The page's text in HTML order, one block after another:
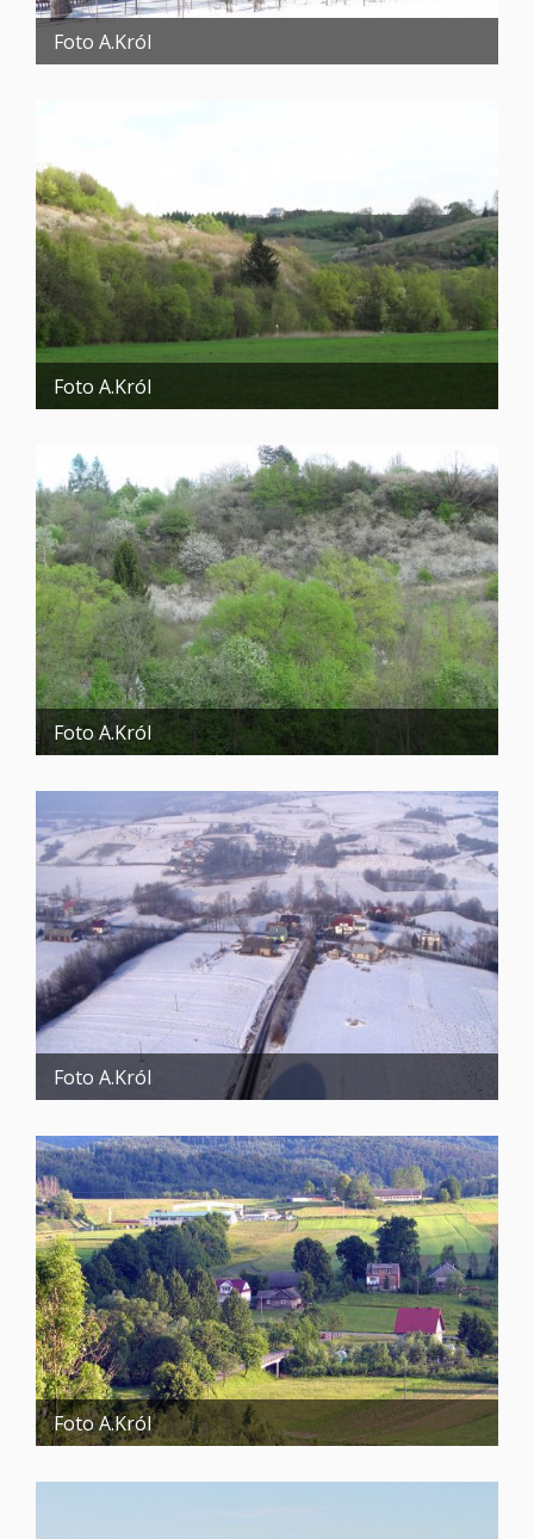
Foto A.Król
Foto A.Król
Foto A.Król
Foto A.Król
Foto A.Król